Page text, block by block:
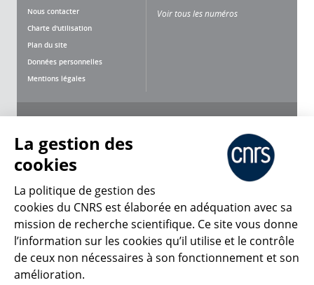
Nous contacter
Charte d'utilisation
Plan du site
Données personnelles
Mentions légales
Voir tous les numéros
CNRS Le Mag
© 2026, CNRS
La gestion des
cookies
La politique de gestion des
cookies du CNRS est élaborée en adéquation avec sa
mission de recherche scientifique. Ce site vous donne
l’information sur les cookies qu’il utilise et le contrôle
de ceux non nécessaires à son fonctionnement et son
amélioration.